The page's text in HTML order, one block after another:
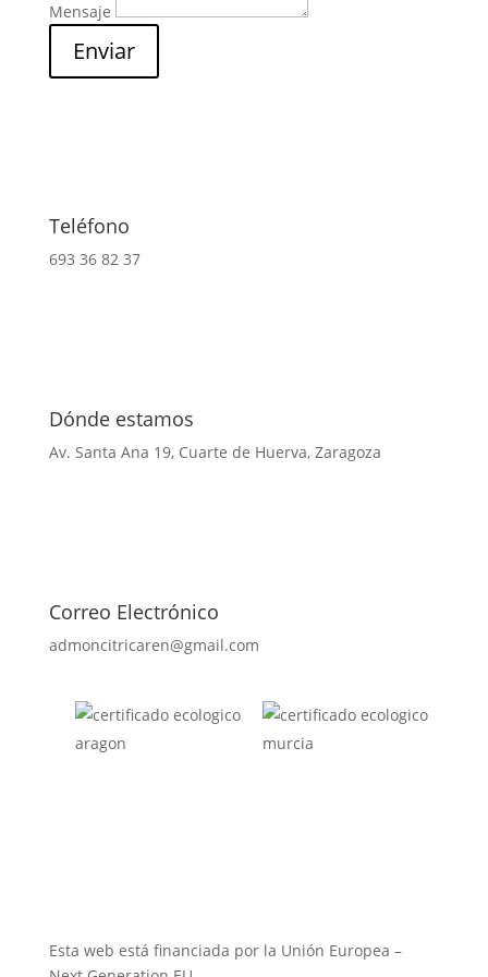
Mensaje
Enviar
Teléfono
693 36 82 37
Dónde estamos
Av. Santa Ana 19, Cuarte de Huerva, Zaragoza
Correo Electrónico
admoncitricaren@gmail.com
Esta web está financiada por la Unión Europea –